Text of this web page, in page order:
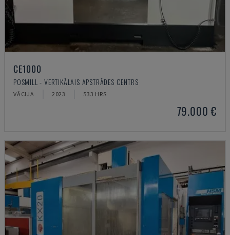
CE1000
POSMILL - VERTIKĀLAIS APSTRĀDES CENTRS
VĀCIJA 2023 533 HRS
79.000 €